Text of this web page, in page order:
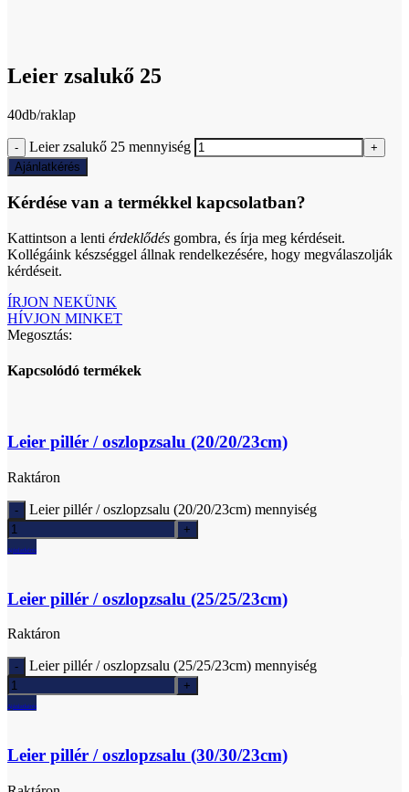
Leier zsalukő 25
40db/raklap
Leier zsalukő 25 mennyiség
Ajánlatkérés
Kérdése van a termékkel kapcsolatban?
Kattintson a lenti érdeklődés gombra, és írja meg kérdéseit.
Kollégáink készséggel állnak rendelkezésére, hogy megválaszolják
kérdéseit.
ÍRJON NEKÜNK
HÍVJON MINKET
Megosztás:
Kapcsolódó termékek
Leier pillér / oszlopzsalu (20/20/23cm)
Raktáron
Leier pillér / oszlopzsalu (20/20/23cm) mennyiség
Ajánlatkérés
Leier pillér / oszlopzsalu (25/25/23cm)
Raktáron
Leier pillér / oszlopzsalu (25/25/23cm) mennyiség
Ajánlatkérés
Leier pillér / oszlopzsalu (30/30/23cm)